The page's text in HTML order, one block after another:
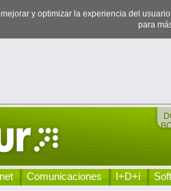
y optimizar la experiencia del
para
Comunicaciones I+D+i